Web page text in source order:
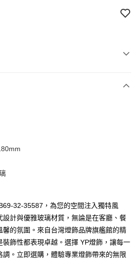
】
商品之後才付款」的支付方式。 讓您購物簡單
需綁卡、不需儲值。
32-35587，為您的空間注入獨特風
計與優雅玻璃材質，無論是在客廳、餐
馨的氛圍。來自台灣燈飾品牌旗艦館的精
飾性都表現卓越。選擇 YP燈飾，讓每一
。立即選購，體驗專業燈飾帶來的無限